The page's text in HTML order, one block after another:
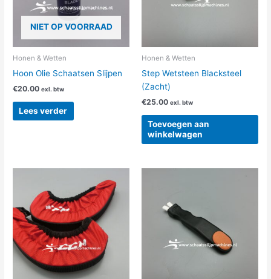
NIET OP VOORRAAD
Honen & Wetten
Hoon Olie Schaatsen Slijpen
€20.00 exl. btw
Lees verder
Honen & Wetten
Step Wetsteen Blacksteel
(Zacht)
€25.00 exl. btw
Toevoegen aan
winkelwagen
product
heeft
meerdere
variaties.
Deze
optie
kan